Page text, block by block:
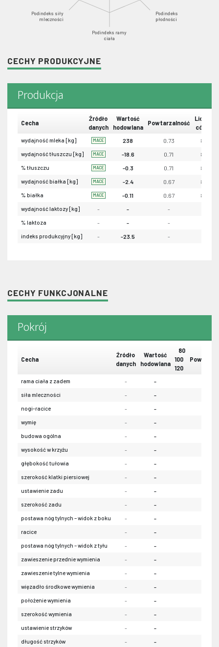
Podindeks
płodności
Podindeks ramy
ciała
Podindeks siły
mleczności
CECHY PRODUKCYJNE
Produkcja
Cecha
Źródło
danych
Wartość
hodowlana
Powtarzalność
Liczba
córek
wydajność mleka [kg] MACE 238 0.73 83
wydajność tłuszczu [kg] MACE -18.6 0.71 82
% tłuszczu MACE -0.3 0.71 82
wydajność białka [kg] MACE -2.4 0.67 82
% białka MACE -0.11 0.67 82
wydajność laktozy [kg] - - -
% laktoza - - -
indeks produkcyjny [kg] - -23.5 -
CECHY FUNKCJONALNE
Pokrój
Cecha
Źródło
danych
Wartość
hodowlana
80
100
120
rama ciała z zadem - -
siła mleczności - -
nogi-racice - -
wymię - -
budowa ogólna - -
wysokość w krzyżu - -
głębokość tułowia - -
szerokość klatki piersiowej - -
ustawienie zadu - -
szerokość zadu - -
postawa nóg tylnych – widok z boku - -
racice - -
postawa nóg tylnych – widok z tyłu - -
zawieszenie przednie wymienia - -
zawieszenie tylne wymienia - -
więzadło środkowe wymienia - -
położenie wymienia - -
szerokość wymienia - -
ustawienie strzyków - -
długość strzyków - -